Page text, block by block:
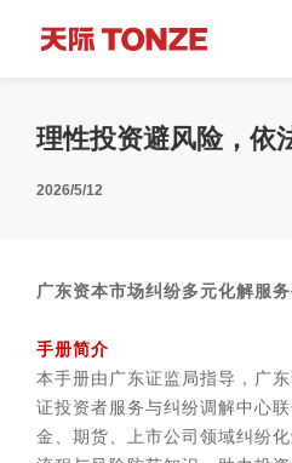
理性投资避风险，依
2026/5/12
广东资本市场纠纷多元化解服
手册简介
本手册由广东证监局指导，广
证投资者服务与纠纷调解中心
金、期货、上市公司领域纠纷